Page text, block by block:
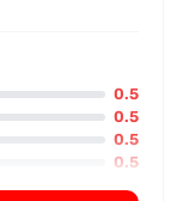
cliente. El
«gorda y
estatura. Su
lo que
la actitud, la
especialmente
y resultó
0.5
0.5
0.5
0.5